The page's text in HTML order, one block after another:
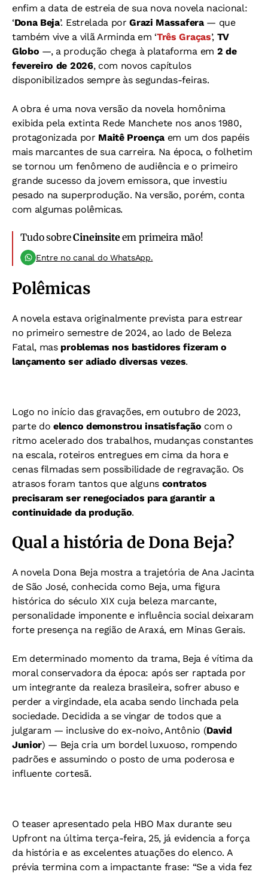
enfim a data de estreia de sua nova novela nacional:
‘Dona Beja’. Estrelada porGrazi Massafera— que
também vive a vilã Arminda em ‘Três Graças’, TV
Globo —, a produção chega à plataforma em 2 de
fevereiro de 2026, com novos capítulos
disponibilizados sempre às segundas-feiras.
A obra é uma nova versão da novela homônima
exibida pela extinta Rede Manchete nos anos 1980,
protagonizada por Maitê Proença em um dos papéis
mais marcantes de sua carreira. Na época, o folhetim
se tornou um fenômeno de audiência e o primeiro
grande sucesso da jovem emissora, que investiu
pesado na superprodução. Na versão, porém, conta
com algumas polêmicas.
Tudo sobreCineinsiteem primeira mão!
Entre no canal do WhatsApp.
Polêmicas
A novela estava originalmente prevista para estrear
no primeiro semestre de 2024, ao lado de Beleza
Fatal, mas problemas nos bastidores fizeram o
lançamento ser adiado diversas vezes.
Logo no início das gravações, em outubro de 2023,
parte doelenco demonstrou insatisfação com o
ritmo acelerado dos trabalhos, mudanças constantes
na escala, roteiros entregues em cima da hora e
cenas filmadas sem possibilidade de regravação. Os
atrasos foram tantos que alguns contratos
precisaram ser renegociados para garantir a
continuidade da produção.
Qual a história de Dona Beja?
A novela Dona Beja mostra a trajetória de Ana Jacinta
de São José, conhecida como Beja, uma figura
histórica do século XIX cuja beleza marcante,
personalidade imponente e influência social deixaram
forte presença na região de Araxá, em Minas Gerais.
Em determinado momento da trama, Beja é vítima da
moral conservadora da época: após ser raptada por
um integrante da realeza brasileira, sofrer abuso e
perder a virgindade, ela acaba sendo linchada pela
sociedade. Decidida a se vingar de todos que a
julgaram — inclusive do ex-noivo, Antônio (David
Junior) — Beja cria um bordel luxuoso, rompendo
padrões e assumindo o posto de uma poderosa e
influente cortesã.
O teaser apresentado pela HBO Max durante seu
Upfront na última terça-feira, 25, já evidencia a força
da história e as excelentes atuações do elenco. A
prévia termina com a impactante frase: “Se a vida fez